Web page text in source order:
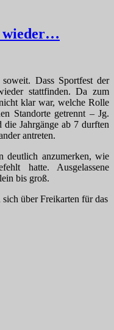
wieder…
Dass Sportfest der
stattfinden. Da zum
klar war, welche Rolle
Standorte getrennt – Jg.
Jahrgänge ab 7 durften
antreten.
deutlich anzumerken, wie
hatte. Ausgelassene
bis groß.
über Freikarten für das